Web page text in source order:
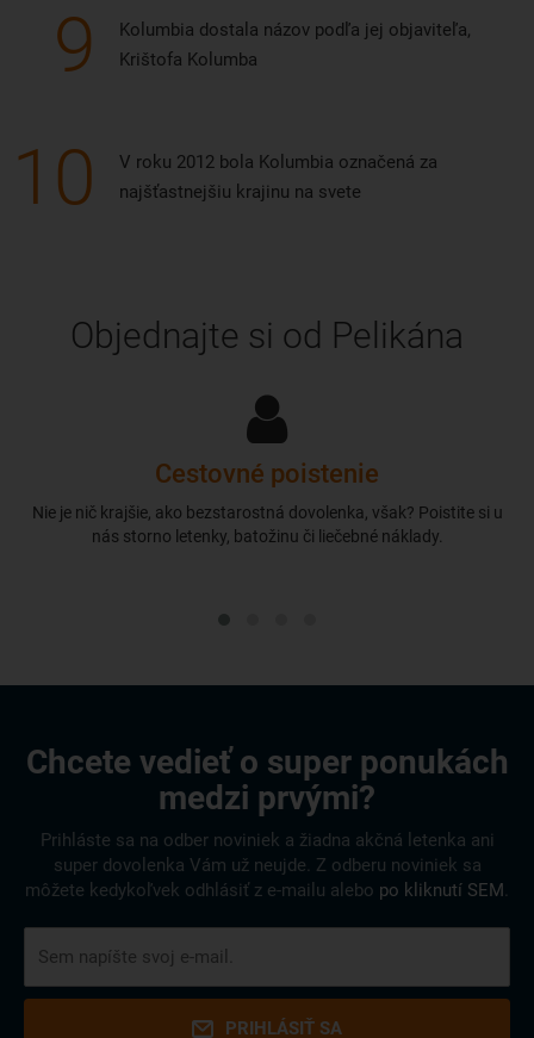
9
Kolumbia dostala názov podľa jej objaviteľa,
Krištofa Kolumba
10
V roku 2012 bola Kolumbia označená za
najšťastnejšiu krajinu na svete
Objednajte si od Pelikána
Cestovné poistenie
Nie je nič krajšie, ako bezstarostná dovolenka, však? Poistite si u
nás storno letenky, batožinu či liečebné náklady.
Chcete vedieť o super ponukách
medzi prvými?
Prihláste sa na odber noviniek a žiadna akčná letenka ani
super dovolenka Vám už neujde. Z odberu noviniek sa
môžete kedykoľvek odhlásiť z e-mailu alebo po kliknutí SEM.
PRIHLÁSIŤ SA